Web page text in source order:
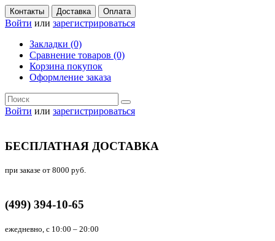
Контакты Доставка Оплата
Войти или зарегистрироваться
Закладки (0)
Сравнение товаров (0)
Корзина покупок
Оформление заказа
Войти или зарегистрироваться
БЕСПЛАТНАЯ ДОСТАВКА
при заказе от 8000 руб.
(499) 394-10-65
ежедневно, с 10:00 – 20:00